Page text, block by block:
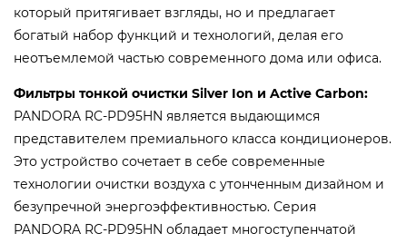
который притягивает взгляды, но и предлагает
богатый набор функций и технологий, делая его
неотъемлемой частью современного дома или офиса.
Фильтры тонкой очистки Silver Ion и Active Carbon:
PANDORA RC-PD95HN является выдающимся
представителем премиального класса кондиционеров.
Это устройство сочетает в себе современные
технологии очистки воздуха с утонченным дизайном и
безупречной энергоэффективностью. Серия
PANDORA RC-PD95HN обладает многоступенчатой